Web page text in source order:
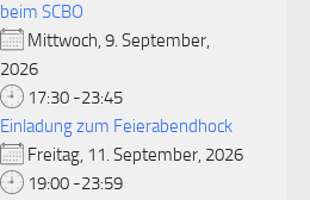
beim SCBO
Mittwoch, 9. September,
2026
17:30 -23:45
Einladung zum Feierabendhock
Freitag, 11. September, 2026
19:00 -23:59